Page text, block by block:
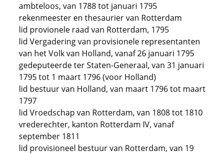
ambteloos, van 1788 tot januari 1795
rekenmeester en thesaurier van Rotterdam
lid provionele raad van Rotterdam, 1795
lid Vergadering van provisionele representanten
van het Volk van Holland, vanaf 26 januari 1795
gedeputeerde ter Staten-Generaal, van 31 januari
1795 tot 1 maart 1796 (voor Holland)
lid bestuur van Holland, van maart 1796 tot maart
1797
lid Vroedschap van Rotterdam, van 1808 tot 1810
vrederechter, kanton Rotterdam IV, vanaf
september 1811
lid provisioneel bestuur van Rotterdam, van 19